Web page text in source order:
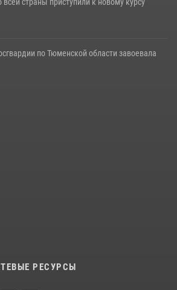
по Тюменской области завоевала
РЕСУРСЫ